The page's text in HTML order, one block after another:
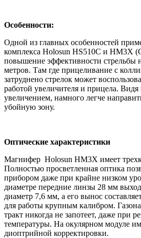
Особенности:
Одной из главных особенностей
комплекса Holosun HS510C и HM3X
повышение эффективности стрельбы
метров. Там где прицеливание с
затруднено стрелок может
работой увеличителя и прицела.
увеличением, намного легче
убойную зону.
Оптические характеристики
Магнифер Holosun HM3X имеет
Полностью просветленная оптика
прибором даже при крайне низком
диаметре передние линзы 28 мм
диаметр 7,6 мм, а его вынос
для работы крупным калибром.
тракт никогда не запотеет, даже при
температуры. На окулярном модуле
диоптрийной корректировки.